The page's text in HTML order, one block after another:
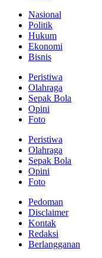
Nasional
Politik
Hukum
Ekonomi
Bisnis
Peristiwa
Olahraga
Sepak Bola
Opini
Foto
Peristiwa
Olahraga
Sepak Bola
Opini
Foto
Pedoman
Disclaimer
Kontak
Redaksi
Berlangganan